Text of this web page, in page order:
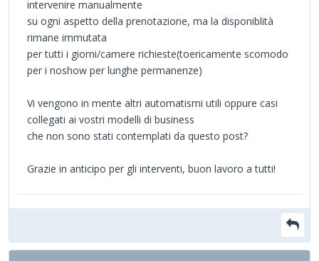
intervenire manualmente
su ogni aspetto della prenotazione, ma la disponiblità
rimane immutata
per tutti i giorni/camere richieste(toericamente scomodo
per i noshow per lunghe permanenze)
Vi vengono in mente altri automatismi utili oppure casi
collegati ai vostri modelli di business
che non sono stati contemplati da questo post?
Grazie in anticipo per gli interventi, buon lavoro a tutti!